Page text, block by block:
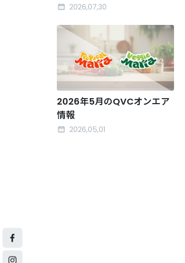
2026,07,30
2026年5月のQVCオンエア
情報
2026,05,01